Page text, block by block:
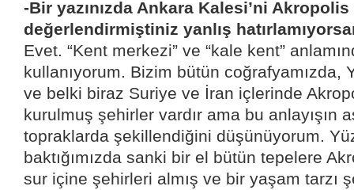
-Bir yazınızda Ankara Kalesi’ni
değerlendirmiştiniz yanlış
Evet. “Kent merkezi” ve “kale kent”
kullanıyorum. Bizim bütün coğrafyamızda,
ve belki biraz Suriye ve İran içlerinde
kurulmuş şehirler vardır ama bu anlayışın
topraklarda şekillendiğini düşünüyorum.
baktığımızda sanki bir el bütün tepelere
sur içine şehirleri almış ve bir yaşam tarzı